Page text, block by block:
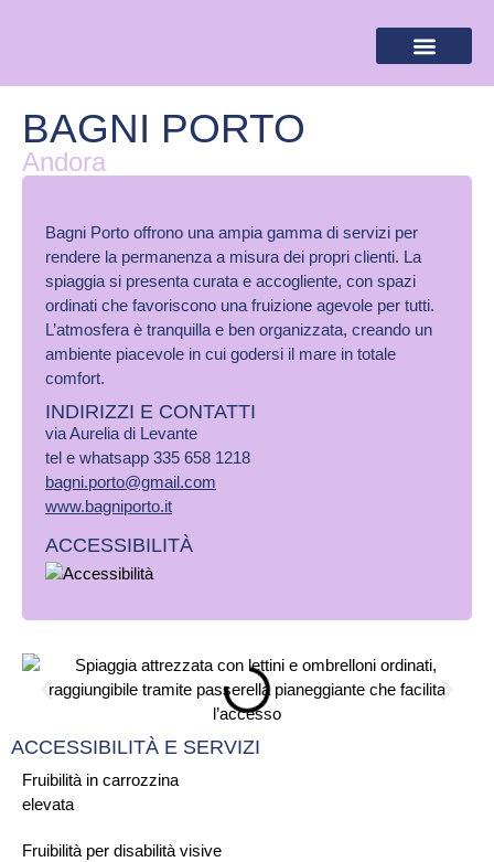
BAGNI PORTO
Andora
Bagni Porto offrono una ampia gamma di servizi per
rendere la permanenza a misura dei propri clienti. La
spiaggia si presenta curata e accogliente, con spazi
ordinati che favoriscono una fruizione agevole per tutti.
L’atmosfera è tranquilla e ben organizzata, creando un
ambiente piacevole in cui godersi il mare in totale
comfort.
INDIRIZZI E CONTATTI
via Aurelia di Levante
tel e whatsapp 335 658 1218
bagni.porto@gmail.com
www.bagniporto.it
ACCESSIBILITÀ
Fruibilità in carrozzina
elevata
Fruibilità per disabilità visive
ACCESSIBILITÀ E SERVIZI